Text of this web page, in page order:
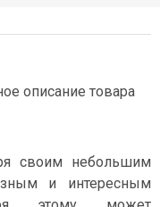
описание товара
своим небольшим
и интересным